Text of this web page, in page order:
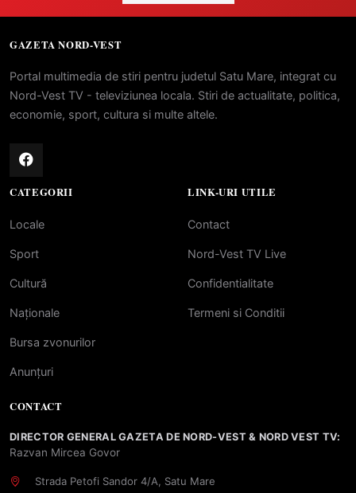
GAZETA NORD-VEST
Portal multimedia de stiri pentru judetul Satu Mare, integrat cu
Nord-Vest TV - televiziunea locala. Stiri de actualitate, politica,
economie, sport, cultura si multe altele.
CATEGORII
Locale
Sport
Cultură
Naționale
Bursa zvonurilor
Anunțuri
LINK-URI UTILE
Contact
Nord-Vest TV Live
Confidentialitate
Termeni si Conditii
CONTACT
DIRECTOR GENERAL GAZETA DE NORD-VEST & NORD VEST TV:
Razvan Mircea Govor
Strada Petofi Sandor 4/A, Satu Mare